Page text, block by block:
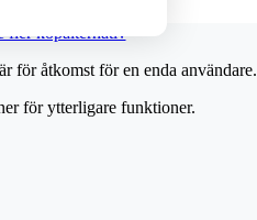
fler köpalternativ
för åtkomst för en enda användare.
för ytterligare funktioner.